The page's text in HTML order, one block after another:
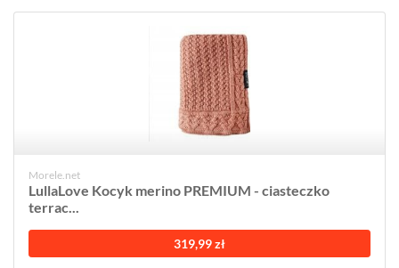
Morele.net
LullaLove Kocyk merino PREMIUM - ciasteczko
terrac...
319,99 zł